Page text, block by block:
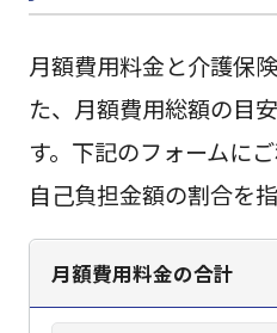
月額費用料金と介護保
た、月額費用総額の目
す。下記のフォームに
自己負担金額の割合を
月額費用料金の合計